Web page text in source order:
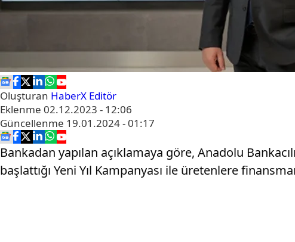
Oluşturan HaberX Editör
Eklenme 02.12.2023 - 12:06
Güncellenme 19.01.2024 - 01:17
Bankadan yapılan açıklamaya göre, Anadolu
başlattığı Yeni Yıl Kampanyası ile üretenlere